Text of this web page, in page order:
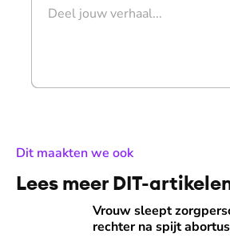
Dit maakten we ook:
Lees meer DIT-
Vrouw sleept
rechter na spijt
Vrouw sleept zorgpersoneel voor